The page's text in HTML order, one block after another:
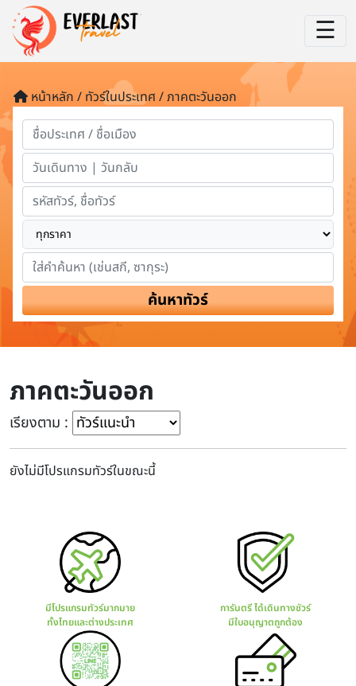
☰
หน้าหลัก / ทัวร์ในประเทศ / ภาคตะวันออก
ค้นหาทัวร์
ภาคตะวันออก
เรียงตาม :
ยังไม่มีโปรแกรมทัวร์ในขณะนี้